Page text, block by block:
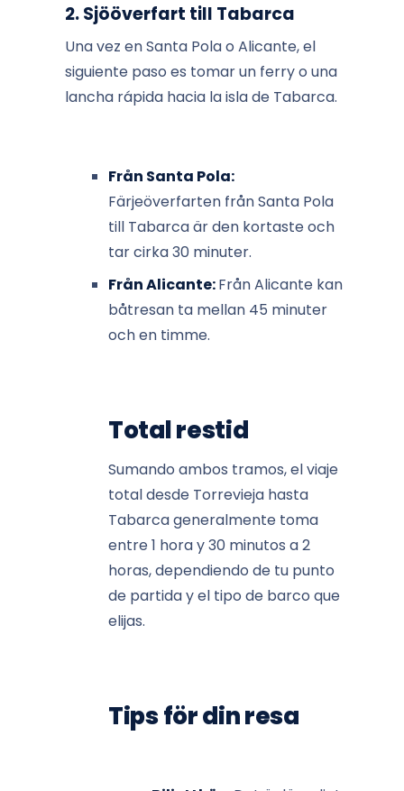
2. Sjööverfart till Tabarca
Una vez en Santa Pola o Alicante, el
siguiente paso es tomar un ferry o una
lancha rápida hacia la isla de Tabarca.
Från Santa Pola:
Färjeöverfarten från Santa Pola
till Tabarca är den kortaste och
tar cirka 30 minuter.
Från Alicante:Från Alicante kan
båtresan ta mellan 45 minuter
och en timme.
Total restid
Sumando ambos tramos, el viaje
total desde Torrevieja hasta
Tabarca generalmente toma
entre 1 hora y 30 minutos a 2
horas, dependiendo de tu punto
de partida y el tipo de barco que
elijas.
Tips för din resa